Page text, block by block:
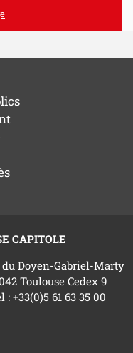
CAPITOLE
du Doyen-Gabriel-Marty
Toulouse Cedex 9
: +33(0)5 61 63 35 00